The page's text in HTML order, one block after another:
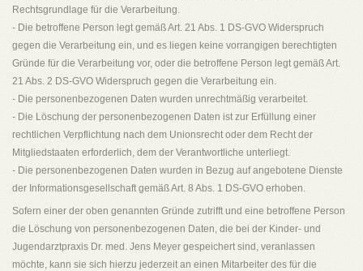
Rechtsgrundlage für die Verarbeitung.
- Die betroffene Person legt gemäß Art. 21 Abs. 1 DS-GVO Widerspruch
gegen die Verarbeitung ein, und es liegen keine vorrangigen berechtigten
Gründe für die Verarbeitung vor, oder die betroffene Person legt gemäß Art.
21 Abs. 2 DS-GVO Widerspruch gegen die Verarbeitung ein.
- Die personenbezogenen Daten wurden unrechtmäßig verarbeitet.
- Die Löschung der personenbezogenen Daten ist zur Erfüllung einer
rechtlichen Verpflichtung nach dem Unionsrecht oder dem Recht der
Mitgliedstaaten erforderlich, dem der Verantwortliche unterliegt.
- Die personenbezogenen Daten wurden in Bezug auf angebotene Dienste
der Informationsgesellschaft gemäß Art. 8 Abs. 1 DS-GVO erhoben.
Sofern einer der oben genannten Gründe zutrifft und eine betroffene Person
die Löschung von personenbezogenen Daten, die bei der Kinder- und
Jugendarztpraxis Dr. med. Jens Meyer gespeichert sind, veranlassen
möchte, kann sie sich hierzu jederzeit an einen Mitarbeiter des für die